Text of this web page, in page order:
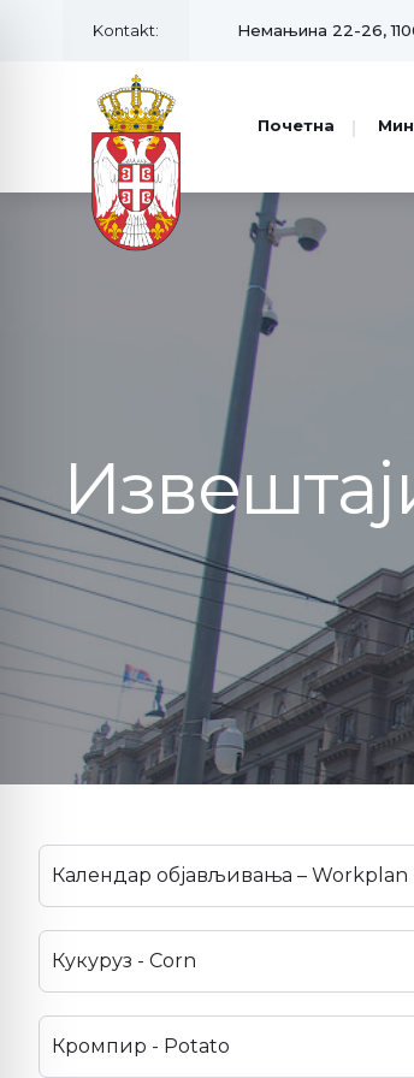
Kontakt: Немањина 22-26,
Почетна
Календар објављивања – Workplan
Кукуруз - Corn
Кромпир - Potato